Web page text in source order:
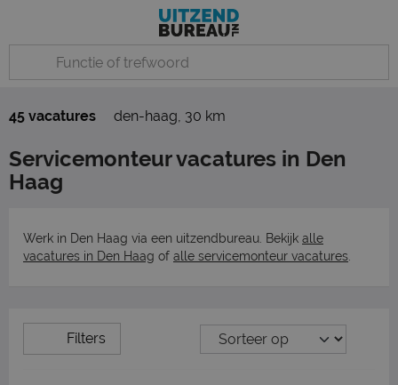
45 vacatures den-haag, 30 km
Servicemonteur vacatures in Den
Haag
Werk in Den Haag via een uitzendbureau. Bekijk alle
vacatures in Den Haag of alle servicemonteur vacatures
Filters